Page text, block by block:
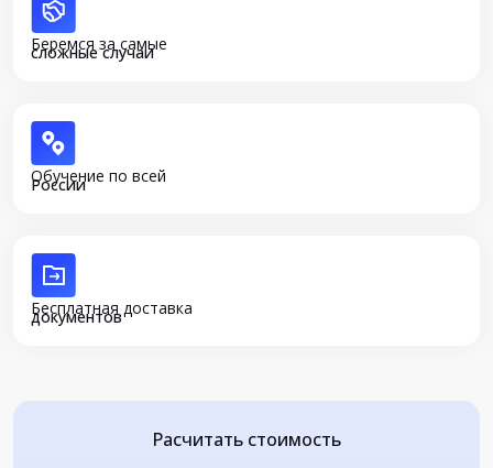
Беремся за самые
сложные случаи
Обучение по всей
России
Бесплатная доставка
документов
Расчитать стоимость